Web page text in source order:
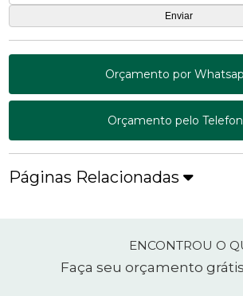
Orçamento por
Orçamento pelo
Páginas Relacionadas
ENCONTROU O
Faça seu orçamento